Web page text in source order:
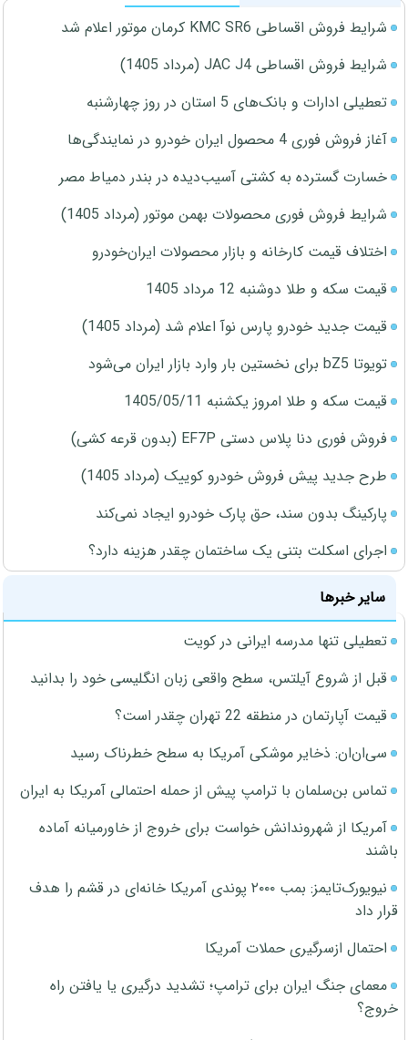
شرایط فروش اقساطی KMC SR6 کرمان موتور اعلام شد
شرایط فروش اقساطی JAC J4 (مرداد 1405)
تعطیلی ادارات و بانک‌های 5 استان در روز چهارشنبه
آغاز فروش فوری 4 محصول ایران خودرو در نمایندگی‌ها
خسارت گسترده به کشتی آسیب‌دیده در بندر دمیاط مصر
شرایط فروش فوری محصولات بهمن موتور (مرداد 1405)
اختلاف قیمت کارخانه و بازار محصولات ایران‌خودرو
قیمت سکه و طلا دوشنبه 12 مرداد 1405
قیمت جدید خودرو پارس نوآ اعلام شد (مرداد 1405)
تویوتا bZ5 برای نخستین بار وارد بازار ایران می‌شود
قیمت سکه و طلا امروز یکشنبه 1405/05/11
فروش فوری دنا پلاس دستی EF7P (بدون قرعه کشی)
طرح جدید پیش فروش خودرو کوییک (مرداد 1405)
پارکینگ بدون سند، حق پارک خودرو ایجاد نمی‌کند
اجرای اسکلت بتنی یک ساختمان چقدر هزینه دارد؟
سایر خبرها
تعطیلی تنها مدرسه ایرانی در کویت
قبل از شروع آیلتس، سطح واقعی زبان انگلیسی خود را بدانید
قیمت آپارتمان در منطقه 22 تهران چقدر است؟
سی‌ان‌ان: ذخایر موشکی آمریکا به سطح خطرناک رسید
تماس بن‌سلمان با ترامپ پیش از حمله احتمالی آمریکا به ایران
آمریکا از شهروندانش خواست برای خروج از خاورمیانه آماده
باشند
نیویورک‌تایمز: بمب ۲۰۰۰ پوندی آمریکا خانه‌ای در قشم را هدف
قرار داد
احتمال ازسرگیری حملات آمریکا
معمای جنگ ایران برای ترامپ؛ تشدید درگیری یا یافتن راه
خروج؟